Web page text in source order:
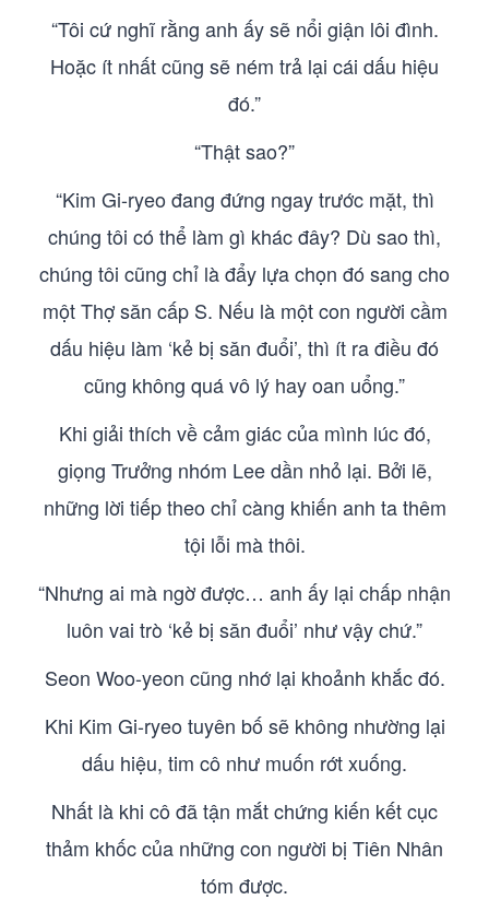
“Tôi cứ nghĩ rằng anh ấy sẽ nổi giận lôi đình.
Hoặc ít nhất cũng sẽ ném trả lại cái dấu hiệu
đó.”
“Thật sao?”
“Kim Gi-ryeo đang đứng ngay trước mặt, thì
chúng tôi có thể làm gì khác đây? Dù sao thì,
chúng tôi cũng chỉ là đẩy lựa chọn đó sang cho
một Thợ săn cấp S. Nếu là một con người cầm
dấu hiệu làm ‘kẻ bị săn đuổi’, thì ít ra điều đó
cũng không quá vô lý hay oan uổng.”
Khi giải thích về cảm giác của mình lúc đó,
giọng Trưởng nhóm Lee dần nhỏ lại. Bởi lẽ,
những lời tiếp theo chỉ càng khiến anh ta thêm
tội lỗi mà thôi.
“Nhưng ai mà ngờ được… anh ấy lại chấp nhận
luôn vai trò ‘kẻ bị săn đuổi’ như vậy chứ.”
Seon Woo-yeon cũng nhớ lại khoảnh khắc đó.
Khi Kim Gi-ryeo tuyên bố sẽ không nhường lại
dấu hiệu, tim cô như muốn rớt xuống.
Nhất là khi cô đã tận mắt chứng kiến kết cục
thảm khốc của những con người bị Tiên Nhân
tóm được.